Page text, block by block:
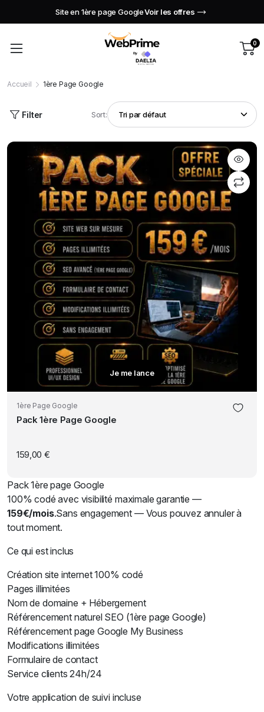
Site en 1ère page GoogleVoir les offres
0
Accueil 1ère Page Google
Filter Sort:
Je me lance
1ère Page Google
Pack 1ère Page Google
159,00 €
Pack 1ère page Google
100% codé avec visibilité maximale garantie —
159€/mois.Sans engagement — Vous pouvez annuler à
tout moment.
Ce qui est inclus
Création site internet 100% codé
Pages illimitées
Nom de domaine + Hébergement
Référencement naturel SEO (1ère page Google)
Référencement page Google My Business
Modifications illimitées
Formulaire de contact
Service clients 24h/24
Votre application de suivi incluse